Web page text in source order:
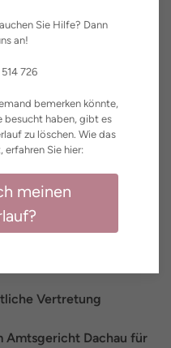
einen Antrag auf
stellen, d.h. der oder die
sich Ihnen nicht mehr
werden. Sie können sich
zuweisen lassen.
bei:
Vertretung
Amtsgericht Dachau für
Sie Hilfe? Dann
an!
726
bemerken könnte,
besucht haben, gibt es
zu löschen. Wie das
erfahren Sie hier:
meinen